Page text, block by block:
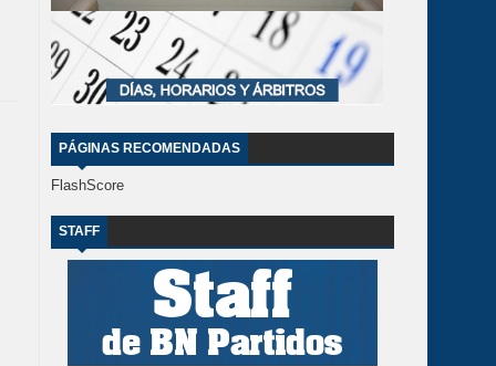
PÁGINAS RECOMENDADAS
FlashScore
STAFF